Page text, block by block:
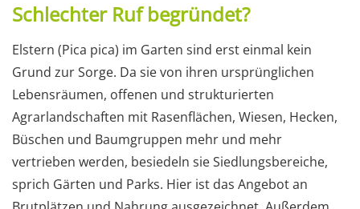
Schlechter Ruf begründet?
Elstern (Pica pica) im Garten sind erst einmal kein
Grund zur Sorge. Da sie von ihren ursprünglichen
Lebensräumen, offenen und strukturierten
Agrarlandschaften mit Rasenflächen, Wiesen, Hecken,
Büschen und Baumgruppen mehr und mehr
vertrieben werden, besiedeln sie Siedlungsbereiche,
sprich Gärten und Parks. Hier ist das Angebot an